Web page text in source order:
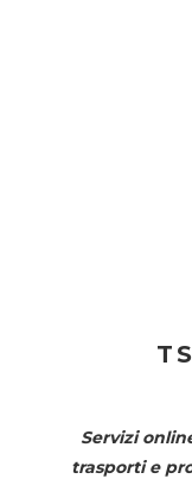
Servizi
trasporti e